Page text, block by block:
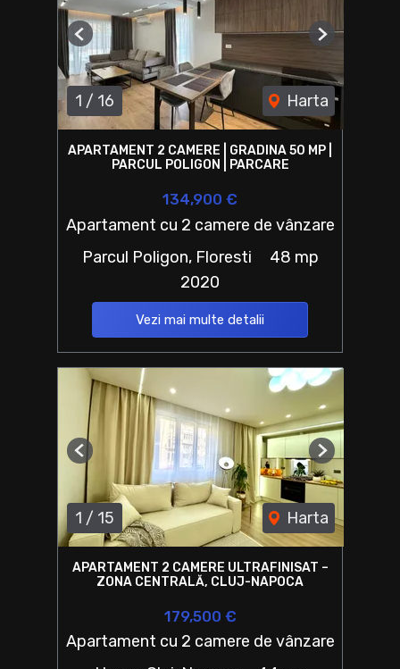
1 / 16 Harta
Previous Next
APARTAMENT 2 CAMERE | GRADINA 50 MP |
PARCUL POLIGON | PARCARE
134,900 €
Apartament cu 2 camere de vânzare
Parcul Poligon, Floresti
48 mp
2020
Vezi mai multe detalii
1 / 15 Harta
Previous Next
APARTAMENT 2 CAMERE ULTRAFINISAT –
ZONA CENTRALĂ, CLUJ-NAPOCA
179,500 €
Apartament cu 2 camere de vânzare